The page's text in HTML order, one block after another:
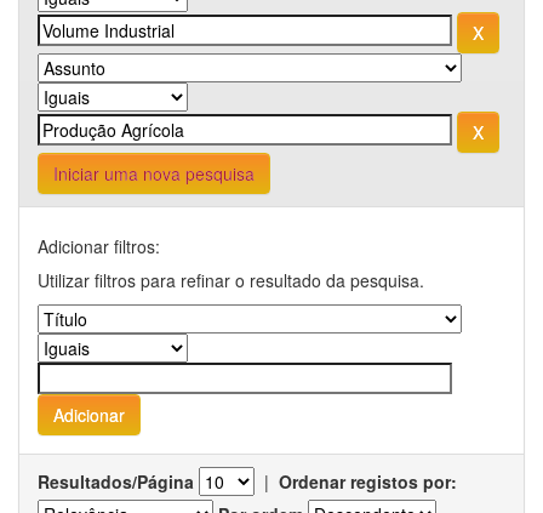
Iniciar uma nova pesquisa
Adicionar filtros:
Utilizar filtros para refinar o resultado da pesquisa.
Resultados/Página | Ordenar registos por: